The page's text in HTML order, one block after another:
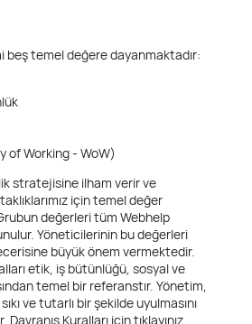
temel değere dayanmaktadır:
of Working - WoW)
stratejisine ilham verir ve
için temel değer
değerleri tüm Webhelp
Yöneticilerinin bu değerleri
büyük önem vermektedir.
etik, iş bütünlüğü, sosyal ve
temel bir referanstır. Yönetim,
ve tutarlı bir şekilde uyulmasını
Kuralları için tıklayınız.